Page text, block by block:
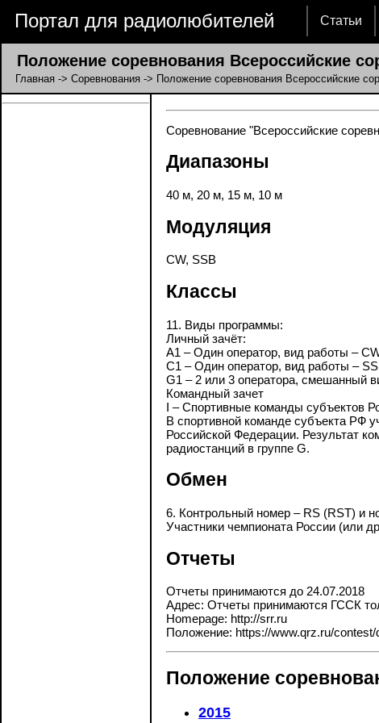
Портал для радиолюбителей Статьи
Положение соревнования Всероссийские
Главная -> Соревнования -> Положение соревнования Всероссийские
Соревнование "Всероссийские
Диапазоны
40 м, 20 м, 15 м, 10 м
Модуляция
CW, SSB
Классы
11. Виды программы:
Личный зачёт:
А1 – Один оператор, вид работы –
C1 – Один оператор, вид работы –
G1 – 2 или 3 оператора, смешанный
Командный зачет
I – Спортивные команды субъектов
В спортивной команде субъекта РФ
Российской Федерации. Результат
радиостанций в группе G.
Обмен
6. Контрольный номер – RS (RST) и
Участники чемпионата России (или
Отчеты
Отчеты принимаются до 24.07.2018
Адрес: Отчеты принимаются ГССК
Homepage: http://srr.ru
Положение: https://www.qrz.ru/contest/
Положение
2015